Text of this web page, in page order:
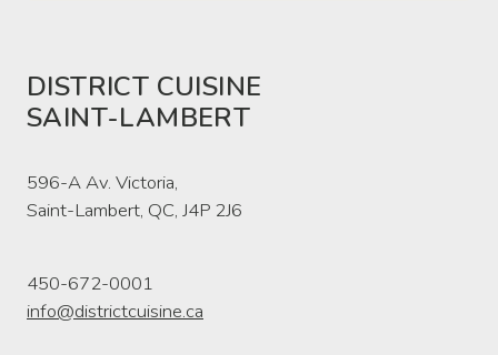
DISTRICT CUISINE
SAINT-LAMBERT
596-A Av. Victoria,
Saint-Lambert, QC, J4P 2J6
450-672-0001
info@districtcuisine.ca